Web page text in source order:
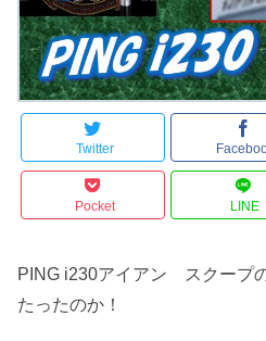
Twitter
Pocket LINE
PING i230アイアン スクープ
たったのか！